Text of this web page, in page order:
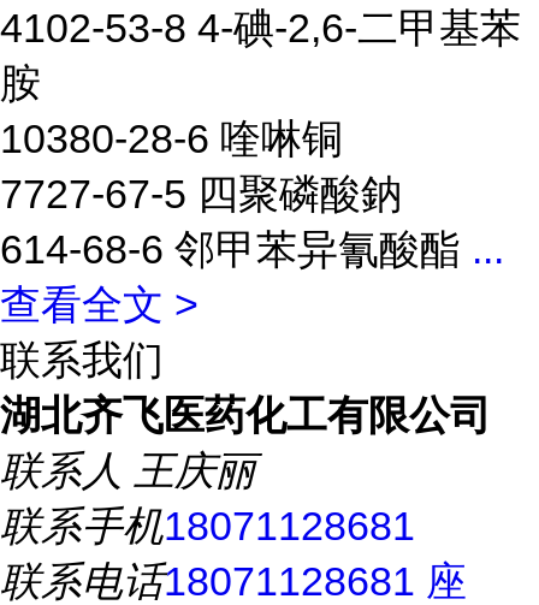
4102-53-8 4-碘-2,6-二甲基苯
胺
10380-28-6 喹啉铜
7727-67-5 四聚磷酸鈉
614-68-6 邻甲苯异氰酸酯 ...
查看全文 >
联系我们
湖北齐飞医药化工有限公司
联系人 王庆丽
联系手机18071128681
联系电话18071128681 座